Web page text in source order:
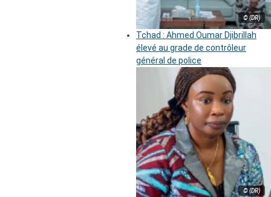
© (DR)
Tchad : Ahmed Oumar Djibrillah
élevé au grade de contrôleur
général de police
© (DR)